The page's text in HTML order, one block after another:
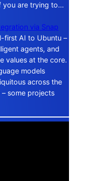
you are trying to…
via Snap
first AI to Ubuntu –
agents, and
values at the core.
models
across the
some projects